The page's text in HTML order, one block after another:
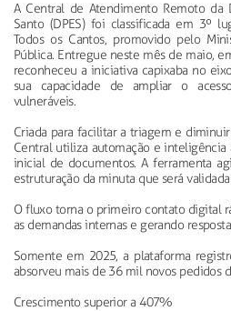
A Central de Atendimento Remoto da
Santo (DPES) foi classificada em 3º
Todos os Cantos, promovido pelo
Pública. Entregue neste mês de maio,
reconheceu a iniciativa capixaba no
sua capacidade de ampliar o
vulneráveis.
Criada para facilitar a triagem e
Central utiliza automação e
inicial de documentos. A ferramenta
estruturação da minuta que será
O fluxo torna o primeiro contato digital
as demandas internas e gerando
Somente em 2025, a plataforma
absorveu mais de 36 mil novos pedidos
Crescimento superior a 407%